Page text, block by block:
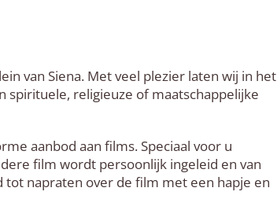
van Siena. Met veel plezier laten wij in het
spirituele, religieuze of maatschappelijke
aanbod aan films. Speciaal voor u
film wordt persoonlijk ingeleid en van
napraten over de film met een hapje en